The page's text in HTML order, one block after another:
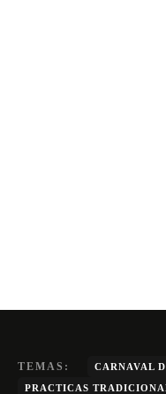
TEMAS: CARNAVAL
PRACTICAS